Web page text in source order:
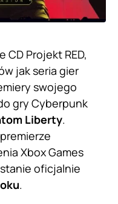
Projekt RED,
jak seria gier
swojego
gry Cyberpunk
Liberty.
Xbox Games
oficjalnie
.